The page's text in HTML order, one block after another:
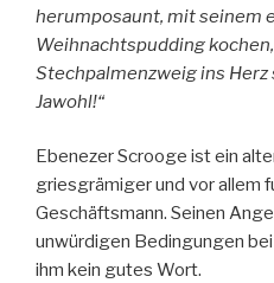
herumposaunt, mit seinem
Weihnachtspudding
Stechpalmenzweig ins
Jawohl!“
Ebenezer Scrooge ist ein
griesgrämiger und vor allem
Geschäftsmann. Seinen
unwürdigen Bedingungen
ihm kein gutes Wort.